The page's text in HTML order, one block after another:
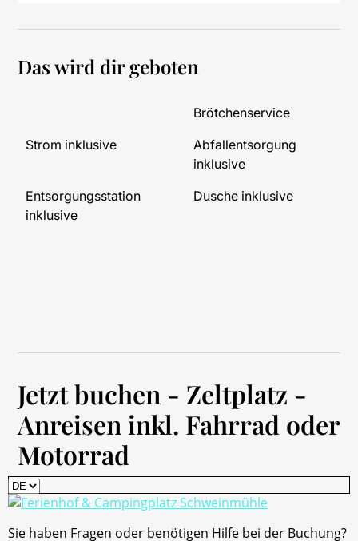
Das wird dir geboten
Brötchenservice
Strom inklusive
Abfallentsorgung
inklusive
Entsorgungsstation
inklusive
Dusche inklusive
Jetzt buchen - Zeltplatz -
Anreisen inkl. Fahrrad oder
Motorrad